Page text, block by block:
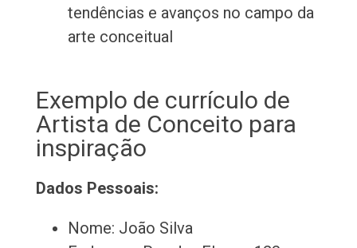
tendências e avanços no campo da
arte conceitual
Exemplo de currículo de
Artista de Conceito para
inspiração
Dados Pessoais:
Nome: João Silva